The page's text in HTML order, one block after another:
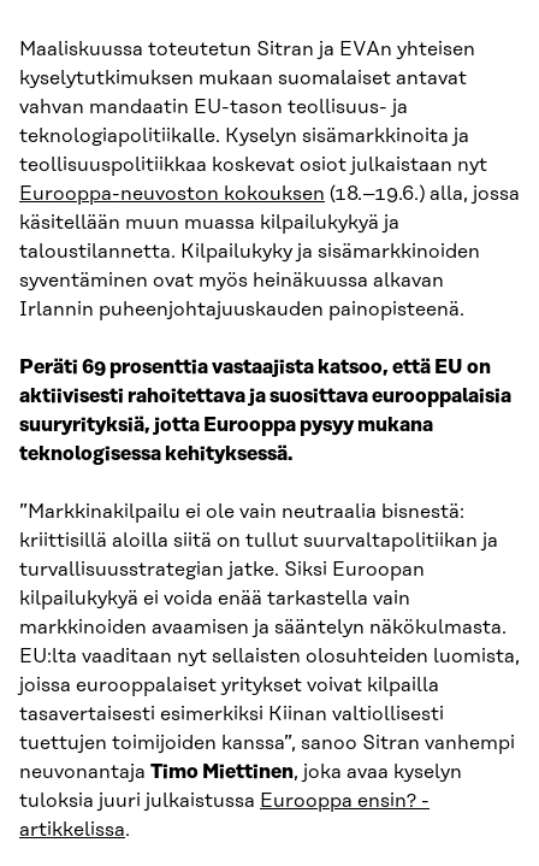
Maaliskuussa toteutetun Sitran ja EVAn yhteisen
kyselytutkimuksen mukaan suomalaiset antavat
vahvan mandaatin EU-tason teollisuus- ja
teknologiapolitiikalle. Kyselyn sisämarkkinoita ja
teollisuuspolitiikkaa koskevat osiot julkaistaan nyt
Eurooppa-neuvoston kokouksen (18.–19.6.) alla, jossa
käsitellään muun muassa kilpailukykyä ja
taloustilannetta. Kilpailukyky ja sisämarkkinoiden
syventäminen ovat myös heinäkuussa alkavan
Irlannin puheenjohtajuuskauden painopisteenä.
Peräti 69 prosenttia vastaajista katsoo, että EU on
aktiivisesti rahoitettava ja suosittava eurooppalaisia
suuryrityksiä, jotta Eurooppa pysyy mukana
teknologisessa kehityksessä.
”Markkinakilpailu ei ole vain neutraalia bisnestä:
kriittisillä aloilla siitä on tullut suurvaltapolitiikan ja
turvallisuusstrategian jatke. Siksi Euroopan
kilpailukykyä ei voida enää tarkastella vain
markkinoiden avaamisen ja sääntelyn näkökulmasta.
EU:lta vaaditaan nyt sellaisten olosuhteiden luomista,
joissa eurooppalaiset yritykset voivat kilpailla
tasavertaisesti esimerkiksi Kiinan valtiollisesti
tuettujen toimijoiden kanssa”, sanoo Sitran vanhempi
neuvonantaja Timo Miettinen, joka avaa kyselyn
tuloksia juuri julkaistussa Eurooppa ensin? -
artikkelissa.